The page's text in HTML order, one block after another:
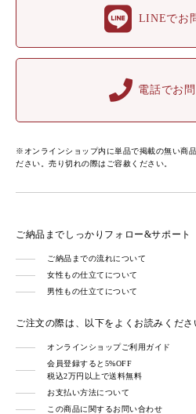
LINEでお
電話でお
※オンラインショップ内に単品で掲載の無い商
ださい。売り切れの際はご容赦ください。
ご納品までしっかりフォロー&サポート
ご納品までの流れについて
女性もの仕立てについて
男性もの仕立てについて
ご注文の際は、以下をよくお読みくださ
オンラインショップご利用ガイド
会員登録すると5%OFF
税込2万円以上で送料無料
お支払い方法について
この商品に関するお問い合わせ